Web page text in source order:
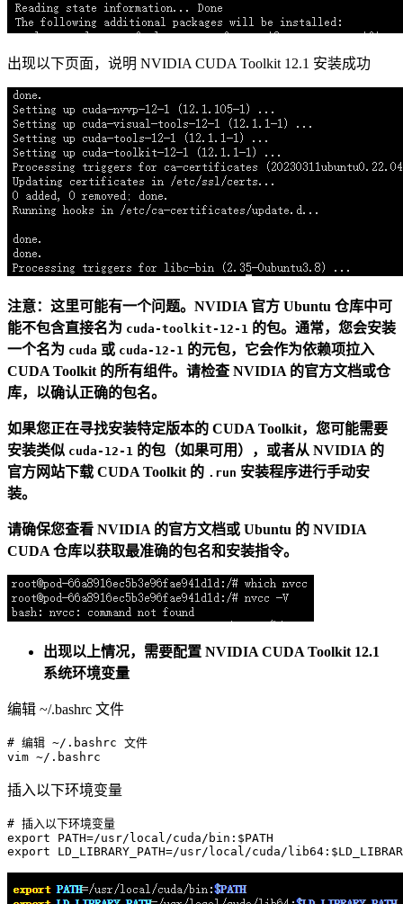
出现以下页面，说明 NVIDIA CUDA Toolkit 12.1 安装成功
注意：这里可能有一个问题。NVIDIA 官方 Ubuntu 仓库中可
能不包含直接名为 cuda-toolkit-12-1 的包。通常，您会安装
一个名为 cuda 或 cuda-12-1 的元包，它会作为依赖项拉入
CUDA Toolkit 的所有组件。请检查 NVIDIA 的官方文档或仓
库，以确认正确的包名。
如果您正在寻找安装特定版本的 CUDA Toolkit，您可能需要
安装类似 cuda-12-1 的包（如果可用），或者从 NVIDIA 的
官方网站下载 CUDA Toolkit 的 .run 安装程序进行手动安
装。
请确保您查看 NVIDIA 的官方文档或 Ubuntu 的 NVIDIA
CUDA 仓库以获取最准确的包名和安装指令。
出现以上情况，需要配置 NVIDIA CUDA Toolkit 12.1
系统环境变量
编辑 ~/.bashrc 文件
# 编辑 ~/.bashrc 文件
vim
插入以下环境变量
# 插入以下环境变量
export PATH=/usr/ local /cuda/bin: $PATH
export LD_LIBRARY_PATH=/usr/ local /cuda/lib64: